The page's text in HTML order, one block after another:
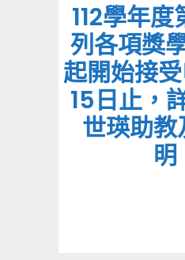
112學年
列各項獎
起開始接
15日止，
世瑛助
明